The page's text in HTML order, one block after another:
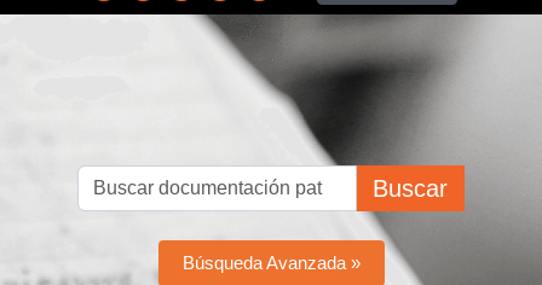
Buscar
Búsqueda Avanzada »